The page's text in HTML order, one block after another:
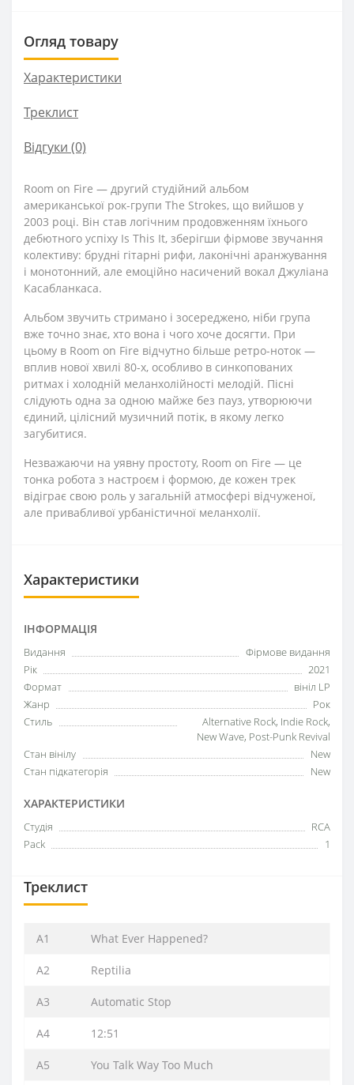
Огляд товару
Характеристики
Треклист
Відгуки (0)
Room on Fire — другий студійний альбом
американської рок-групи The Strokes, що вийшов у
2003 році. Він став логічним продовженням їхнього
дебютного успіху Is This It, зберігши фірмове звучання
колективу: брудні гітарні рифи, лаконічні аранжування
і монотонний, але емоційно насичений вокал Джуліана
Касабланкаса.
Альбом звучить стримано і зосереджено, ніби група
вже точно знає, хто вона і чого хоче досягти. При
цьому в Room on Fire відчутно більше ретро-ноток —
вплив нової хвилі 80-х, особливо в синкопованих
ритмах і холодній меланхолійності мелодій. Пісні
слідують одна за одною майже без пауз, утворюючи
єдиний, цілісний музичний потік, в якому легко
загубитися.
Незважаючи на уявну простоту, Room on Fire — це
тонка робота з настроєм і формою, де кожен трек
відіграє свою роль у загальній атмосфері відчуженої,
але привабливої урбаністичної меланхолії.
Характеристики
ІНФОРМАЦІЯ
Видання
Фірмове видання
Рік
2021
Формат
вініл LP
Жанр
Рок
Стиль
Alternative Rock, Indie Rock,
New Wave, Post-Punk Revival
Стан вінілу
New
Стан підкатегорія
New
ХАРАКТЕРИСТИКИ
Студія
RCA
Pack
1
Треклист
A1 What Ever Happened?
A2 Reptilia
A3 Automatic Stop
A4 12:51
A5 You Talk Way Too Much